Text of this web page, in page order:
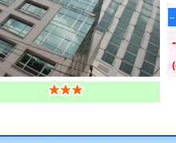
--